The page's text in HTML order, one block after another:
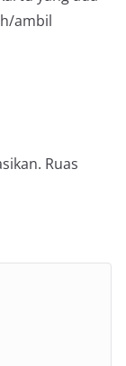
ambil
Ruas